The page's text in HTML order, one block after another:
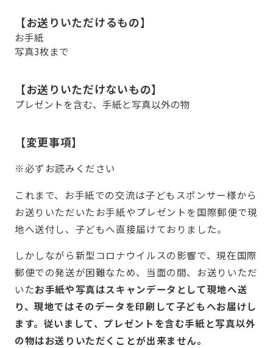
【お送りいただけるもの】
お手紙
写真3枚まで
【お送りいただけないもの】
プレゼントを含む、手紙と写真以外の物
【変更事項】
※必ずお読みください
これまで、お手紙での交流は子どもスポンサー様から
お送りいただいたお手紙やプレゼントを国際郵便で現
地へ送付し、子どもへ直接届けておりました。
しかしながら新型コロナウイルスの影響で、現在国際
郵便での発送が困難なため、当面の間、お送りいただ
いたお手紙や写真はスキャンデータとして現地へ送
り、現地ではそのデータを印刷して子どもへお届けし
ます。従いまして、プレゼントを含む手紙と写真以外
の物はお送りいただくことが出来ません。